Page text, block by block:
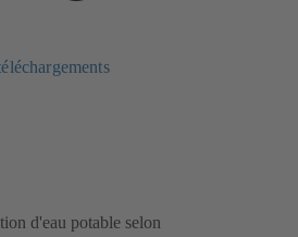
d'eau potable selon